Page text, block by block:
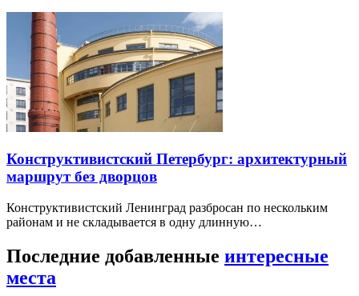
Конструктивистский Петербург: архитектурный
маршрут без дворцов
Конструктивистский Ленинград разбросан по нескольким
районам и не складывается в одну длинную…
Последние добавленные интересные
места